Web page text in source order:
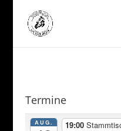
Termine
AUG. 19:00